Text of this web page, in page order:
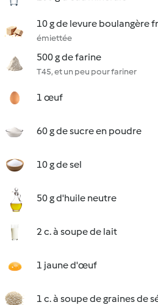
10 g de levure boulangère
émiettée
500 g de farine
T45, et un peu pour fariner
1 œuf
60 g de sucre en poudre
10 g de sel
50 g d'huile neutre
2 c. à soupe de lait
1 jaune d'œuf
1 c. à soupe de graines de